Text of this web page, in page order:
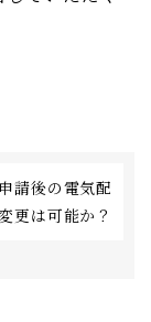
請後の電気配
更は可能か？